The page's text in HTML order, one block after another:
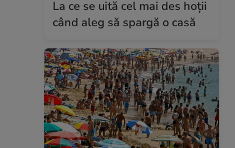
La ce se uită cel mai des hoții
când aleg să spargă o casă